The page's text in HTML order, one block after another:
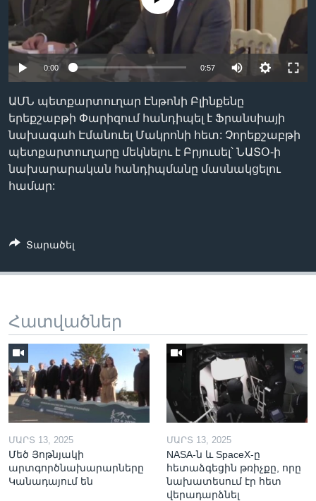
Լեզուներ
0:00 0:57
ԱՄՆ պետքարտուղար Էնթոնի Բլինքենը
երեքշաբթի Փարիզում հանդիպել է Ֆրանսիայի
նախագահ Էմանուել Մակրոնի հետ: Չորեքշաբթի
պետքարտուղարը մեկնելու է Բրյուսել՝ ՆԱՏՕ-ի
նախարարական հանդիպմանը մասնակցելու
համար:
Տարածել
Հատվածներ
ՄԱՐՏ 13, 2025
Մեծ Յոթնյակի
արտգործնախարարները
Կանադայում են
ՄԱՐՏ 13, 2025
NASA-ն և SpaceX-ը
հետաձգեցին թռիչքը, որը
նախատեսում էր հետ
վերադարձնել